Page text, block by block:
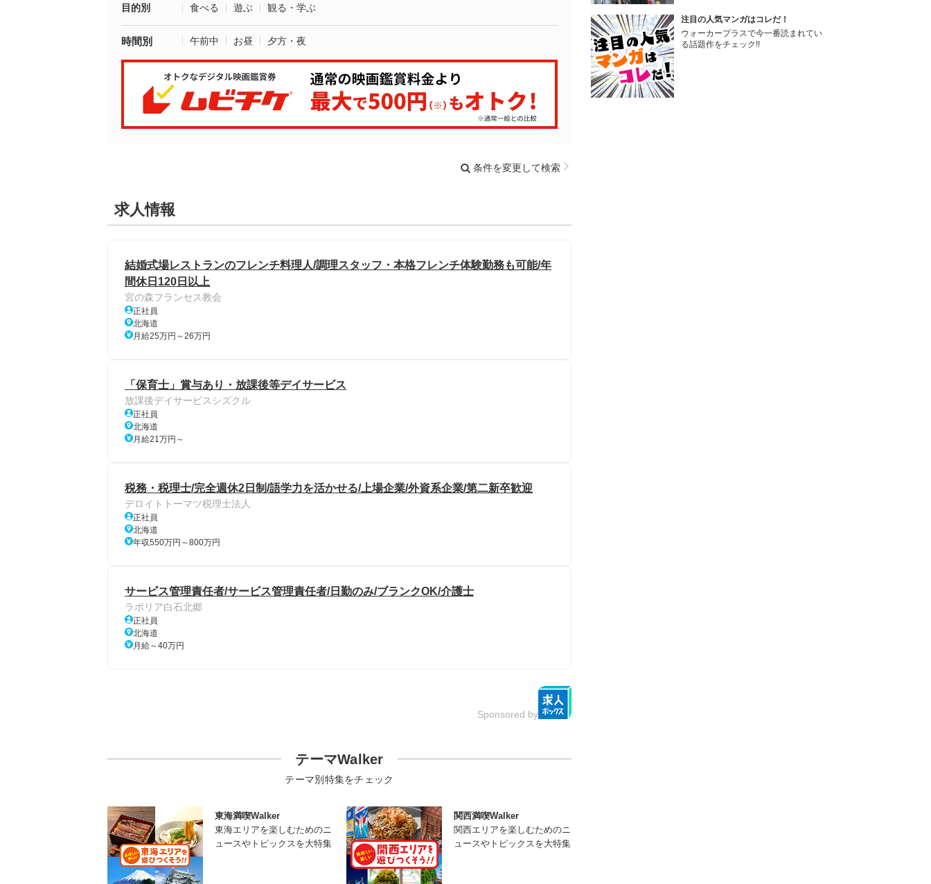
目的別 食べる 遊ぶ 観る・学ぶ
時間別 午前中 お昼 夕方・夜
条件を変更して検索
求人情報
結婚式場レストランのフレンチ料理人/調理スタッフ・本格フレンチ体験勤務も可能/年
間休日120日以上
宮の森フランセス教会
正社員
北海道
月給25万円～26万円
「保育士」賞与あり・放課後等デイサービス
放課後デイサービスシズクル
正社員
北海道
月給21万円～
税務・税理士/完全週休2日制/語学力を活かせる/上場企業/外資系企業/第二新卒歓迎
デロイトトーマツ税理士法人
正社員
北海道
年収550万円～800万円
サービス管理責任者/サービス管理責任者/日勤のみ/ブランクOK/介護士
ラポリア白石北郷
正社員
北海道
月給～40万円
Sponsored by
テーマWalker
テーマ別特集をチェック
東海満喫Walker
東海エリアを楽しむためのニ
ュースやトピックスを大特集
関西満喫Walker
関西エリアを楽しむためのニ
ュースやトピックスを大特集
注目の人気マンガはコレだ！
ウォーカープラスで今一番読まれてい
る話題作をチェック!!